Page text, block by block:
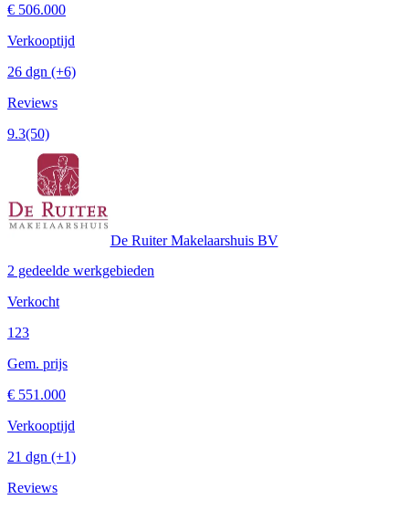
€ 506.000
Verkooptijd
26 dgn (+6)
Reviews
9.3(50)
De Ruiter Makelaarshuis BV
2 gedeelde werkgebieden
Verkocht
123
Gem. prijs
€ 551.000
Verkooptijd
21 dgn (+1)
Reviews